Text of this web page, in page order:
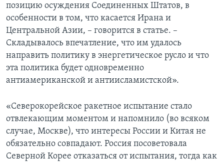
Языки
позицию осуждения Соединенных Штатов, в
особенности в том, что касается Ирана и
Центральной Азии, – говорится в статье. –
Складывалось впечатление, что им удалось
направить политику в энергетическое русло и что
эта политика будет одновременно
антиамериканской и антиисламистской».
«Северокорейское ракетное испытание стало
отвлекающим моментом и напомнило (во всяком
случае, Москве), что интересы России и Китая не
обязательно совпадают. Россия посоветовала
Северной Корее отказаться от испытания, тогда как